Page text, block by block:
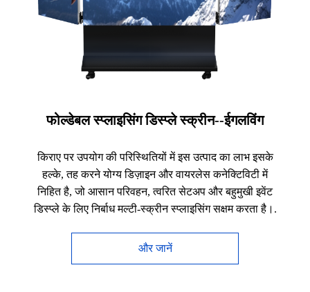
फोल्डेबल स्प्लाइसिंग डिस्प्ले स्क्रीन--ईगलविंग
किराए पर उपयोग की परिस्थितियों में इस उत्पाद का लाभ इसके
हल्के, तह करने योग्य डिज़ाइन और वायरलेस कनेक्टिविटी में
निहित है, जो आसान परिवहन, त्वरित सेटअप और बहुमुखी इवेंट
डिस्प्ले के लिए निर्बाध मल्टी-स्क्रीन स्प्लाइसिंग सक्षम करता है।.
और जानें